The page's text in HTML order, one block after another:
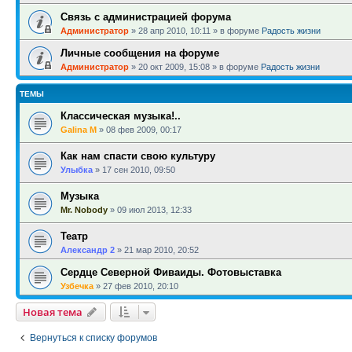
Связь с администрацией форума
Администратор » 28 апр 2010, 10:11 » в форуме Радость жизни
Личные сообщения на форуме
Администратор » 20 окт 2009, 15:08 » в форуме Радость жизни
ТЕМЫ
Классическая музыка!..
Galina M » 08 фев 2009, 00:17
Как нам спасти свою культуру
Улыбка » 17 сен 2010, 09:50
Музыка
Mr. Nobody » 09 июл 2013, 12:33
Театр
Александр 2 » 21 мар 2010, 20:52
Сердце Северной Фиваиды. Фотовыставка
Узбечка » 27 фев 2010, 20:10
Новая тема
Вернуться к списку форумов